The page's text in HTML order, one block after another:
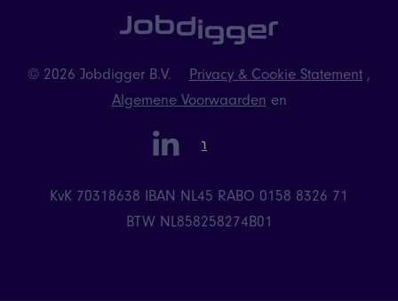
© 2026 Jobdigger B.V. Privacy & Cookie Statement ,
Algemene Voorwaarden en
Instagram
KvK 70318638 IBAN NL45 RABO 0158 8326 71
BTW NL858258274B01